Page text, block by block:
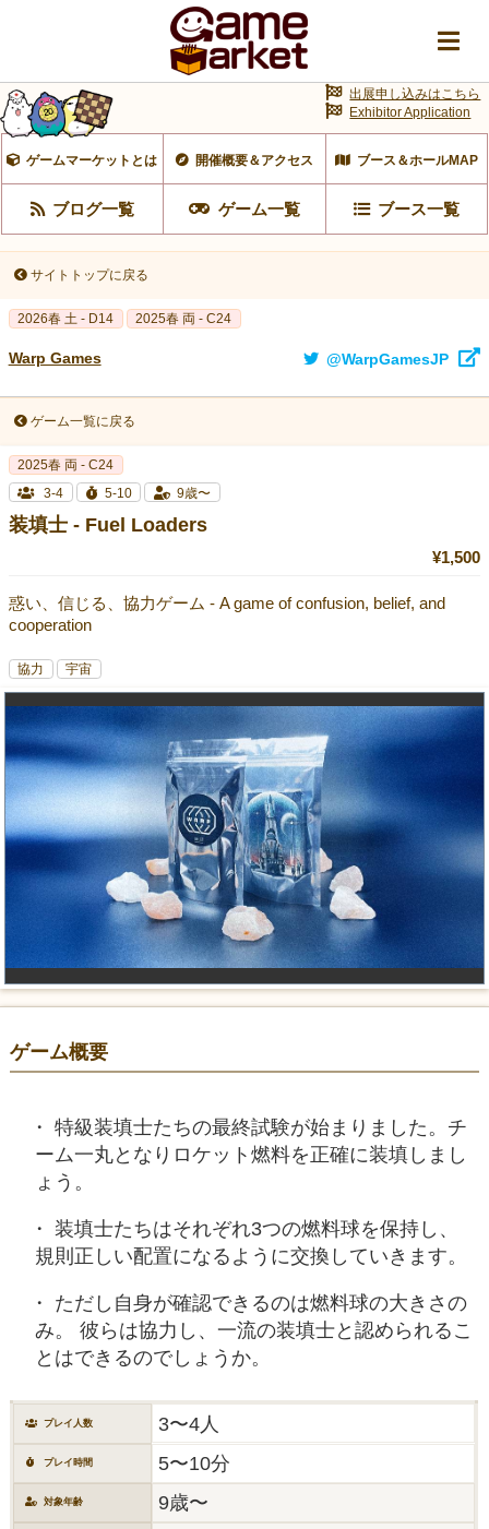
ゲームマーケットとは 開催概要＆アクセス ブース＆ホールMAP
ブログ一覧 ゲーム一覧 ブース一覧
出展申し込みはこちら
Exhibitor Application
サイトトップに戻る
2026春 土 - D14 2025春 両 - C24
Warp Games @WarpGamesJP
ゲーム一覧に戻る
2025春 両 - C24
3-4
5-10 9歳〜
装填士 - Fuel Loaders
¥1,500
惑い、信じる、協力ゲーム - A game of confusion, belief, and
cooperation
協力 宇宙
ゲーム概要
特級装填士たちの最終試験が始まりました。チ
ーム一丸となりロケット燃料を正確に装填しまし
ょう。
装填士たちはそれぞれ3つの燃料球を保持し、
規則正しい配置になるように交換していきます。
ただし自身が確認できるのは燃料球の大きさの
み。 彼らは協力し、一流の装填士と認められるこ
とはできるのでしょうか。
プレイ人数 3〜4人
プレイ時間 5〜10分
対象年齢 9歳〜